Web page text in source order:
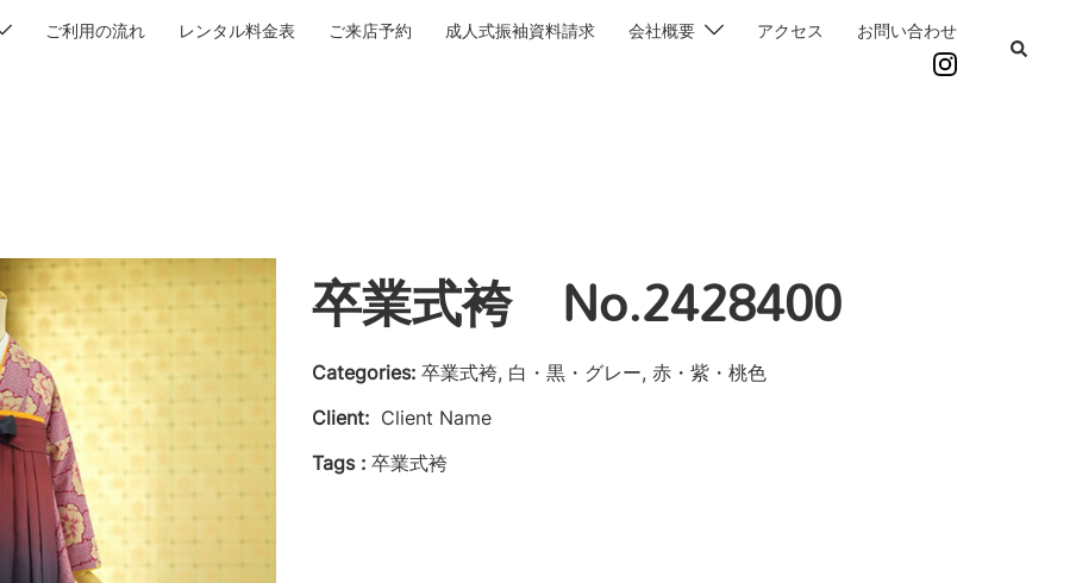
ご利用の流れ レンタル料金表 ご来店予約 成人式振袖資料請求 会社概要 アクセス お問い合わせ
卒業式袴 No.2428400
Categories: 卒業式袴, 白・黒・グレー, 赤・紫・桃色
Client: Client Name
Tags : 卒業式袴